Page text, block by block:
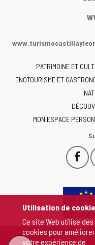
Utilisation de
Ce site Web utilise des
cookies pour améliorer
votre expérience de
la
de
y
-
PATRIMOINE ET
ENOTOURISME ET
MON ESPACE
Este
enlace
abrirá
una
nueva.